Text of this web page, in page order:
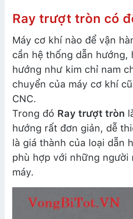
Ray trượt tròn có
Máy cơ khí nào để vận
cần hệ thống dẫn hướng,
hướng như kim chỉ nam
chuyển của máy cơ khí
CNC.
Trong đó Ray trượt tròn
hướng rất đơn giản, dễ
là giá thành của loại dẫn
phù hợp với những người
máy.